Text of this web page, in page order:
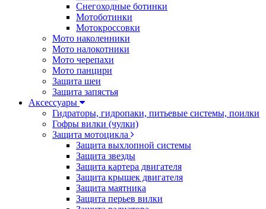
Снегоходные ботинки
Мотоботинки
Мотокроссовки
Мото наколенники
Мото налокотники
Мото черепахи
Мото панцири
Защита шеи
Защита запястья
Аксессуары
Гидраторы, гидропаки, питьевые системы, поилки
Гофры вилки (чулки)
Защита мотоцикла
Защита выхлопной системы
Защита звезды
Защита картера двигателя
Защита крышек двигателя
Защита маятника
Защита перьев вилки